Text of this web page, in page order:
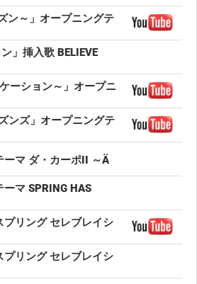
ン～」オープニングテ
」挿入歌 BELIEVE
ーション～」オープニ
ンズ」オープニングテ
ーマ ダ・カーポII ～Ӓ
マ SPRING HAS
プリング セレブレイシ
プリング セレブレイシ